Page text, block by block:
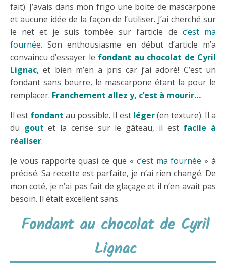
fait). J’avais dans mon frigo une boite de mascarpone
et aucune idée de la façon de l’utiliser. J’ai cherché sur
le net et je suis tombée sur l’article de c’est ma
fournée. Son enthousiasme en début d’article m’a
convaincu d’essayer le fondant au chocolat de Cyril
Lignac, et bien m’en a pris car j’ai adoré! C’est un
fondant sans beurre, le mascarpone étant la pour le
remplacer. Franchement allez y, c’est à mourir…
Il est fondant au possible. Il est léger(en texture). Il a
du gout et la cerise sur le gâteau, il estfacile à
réaliser.
Je vous rapporte quasi ce que « c’est ma fournée » à
précisé. Sa recette est parfaite, je n’ai rien changé. De
mon coté, je n’ai pas fait de glaçage et il n’en avait pas
besoin. Il était excellent sans.
Fondant au chocolat de Cyril
Lignac